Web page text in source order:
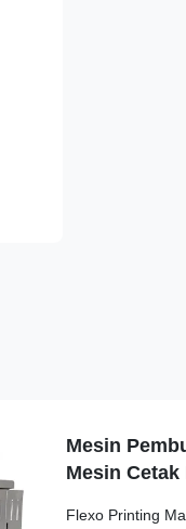
Mesin
Mesin
Flexo Printing